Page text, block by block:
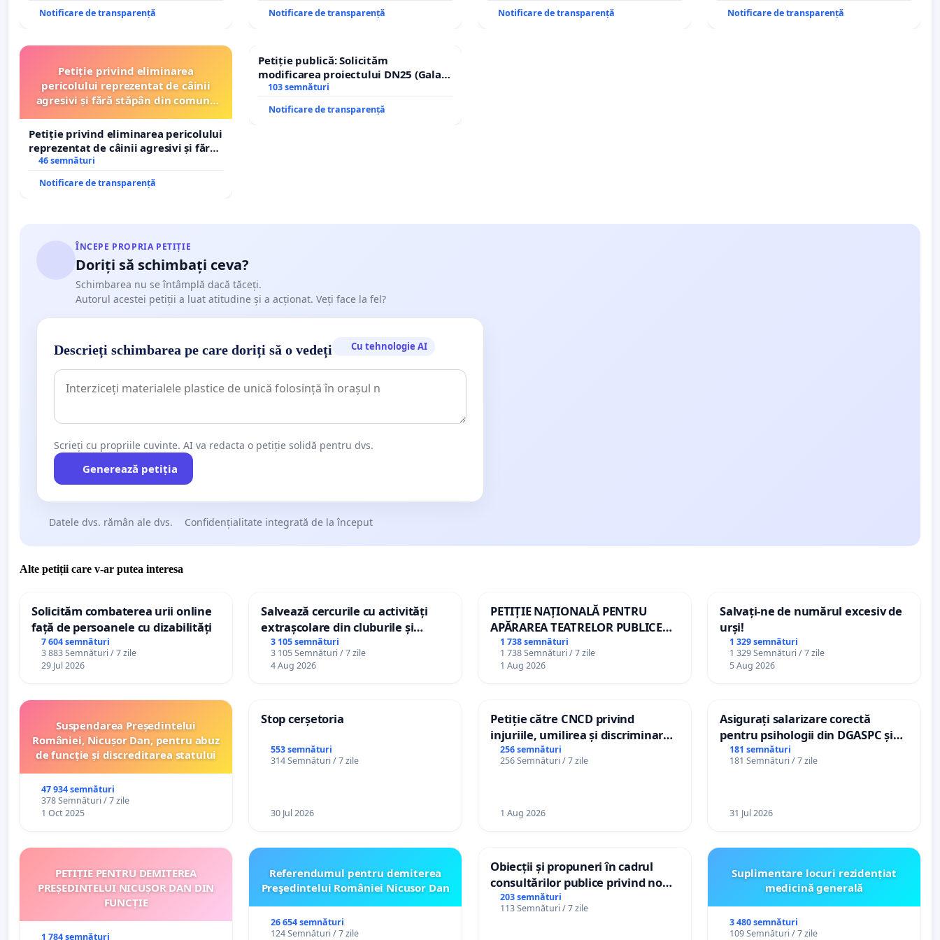
Notificare de transparență
Notificare de transparență
Notificare de transparență
Notificare de transparență
Petiție privind eliminarea
pericolului reprezentat de câinii
agresivi și fără stăpân din comuna
Petiție privind eliminarea pericolului
reprezentat de câinii agresivi și fără
stăpân din comuna Tunari
46 semnături
Notificare de transparență
Petiție publică: Solicităm
modificarea proiectului DN25 (Galați
– Hanu Conachi) prin devierea
103 semnături
Notificare de transparență
ÎNCEPE PROPRIA PETIȚIE
Doriți să schimbați ceva?
Schimbarea nu se întâmplă dacă tăceți.
Autorul acestei petiții a luat atitudine și a acționat. Veți face la fel?
Descrieți schimbarea pe care doriți să o vedeți Cu tehnologie AI
Scrieți cu propriile cuvinte. AI va redacta o petiție solidă pentru dvs.
Generează petiția
Datele dvs. rămân ale dvs. Confidențialitate integrată de la început
Alte petiții care v-ar putea interesa
Solicităm combaterea urii online
față de persoanele cu dizabilități
7 604 semnături
3 883 Semnături / 7 zile
29 Jul 2026
Salvează cercurile cu activități
extrașcolare din cluburile și
palatele copiilor
3 105 semnături
3 105 Semnături / 7 zile
4 Aug 2026
PETIȚIE NAȚIONALĂ PENTRU
APĂRAREA TEATRELOR PUBLICE
DE REPERTORIU DIN ROMÂNIA
1 738 semnături
1 738 Semnături / 7 zile
1 Aug 2026
Salvați-ne de numărul excesiv de
urși!
1 329 semnături
1 329 Semnături / 7 zile
5 Aug 2026
Suspendarea Președintelui
României, Nicușor Dan, pentru abuz
de funcție și discreditarea statului
47 934 semnături
378 Semnături / 7 zile
1 Oct 2025
Stop cerșetoria
553 semnături
314 Semnături / 7 zile
30 Jul 2026
Petiție către CNCD privind
injuriile, umilirea și discriminarea
persoanelor cu dizabilități de
către utilizatorul TikTok „Gorici”
256 semnături
256 Semnături / 7 zile
1 Aug 2026
Asigurați salarizare corectă
pentru psihologii din DGASPC și
spitale
181 semnături
181 Semnături / 7 zile
31 Jul 2026
PETIȚIE PENTRU DEMITEREA
PREȘEDINTELUI NICUȘOR DAN DIN
FUNCȚIE
1 784 semnături
Referendumul pentru demiterea
Preşedintelui României Nicusor Dan
26 654 semnături
124 Semnături / 7 zile
Obiecții și propuneri în cadrul
consultărilor publice privind noul
Plan Urbanistic General (PUG)
Ialoveni
203 semnături
113 Semnături / 7 zile
Suplimentare locuri rezidențiat
medicină generală
3 480 semnături
109 Semnături / 7 zile